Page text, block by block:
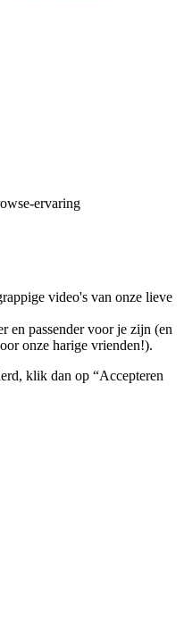
ervaring
video's van onze lieve
en passender voor je zijn (en
onze harige vrienden!).
klik dan op “Accepteren